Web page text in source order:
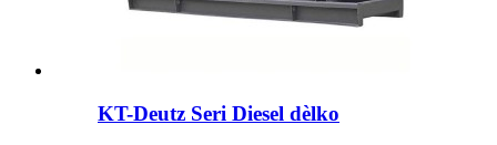
KT-Deutz Seri Diesel dèlko